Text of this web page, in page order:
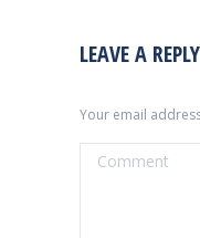
LEAVE A REPLY
Your email
Comment